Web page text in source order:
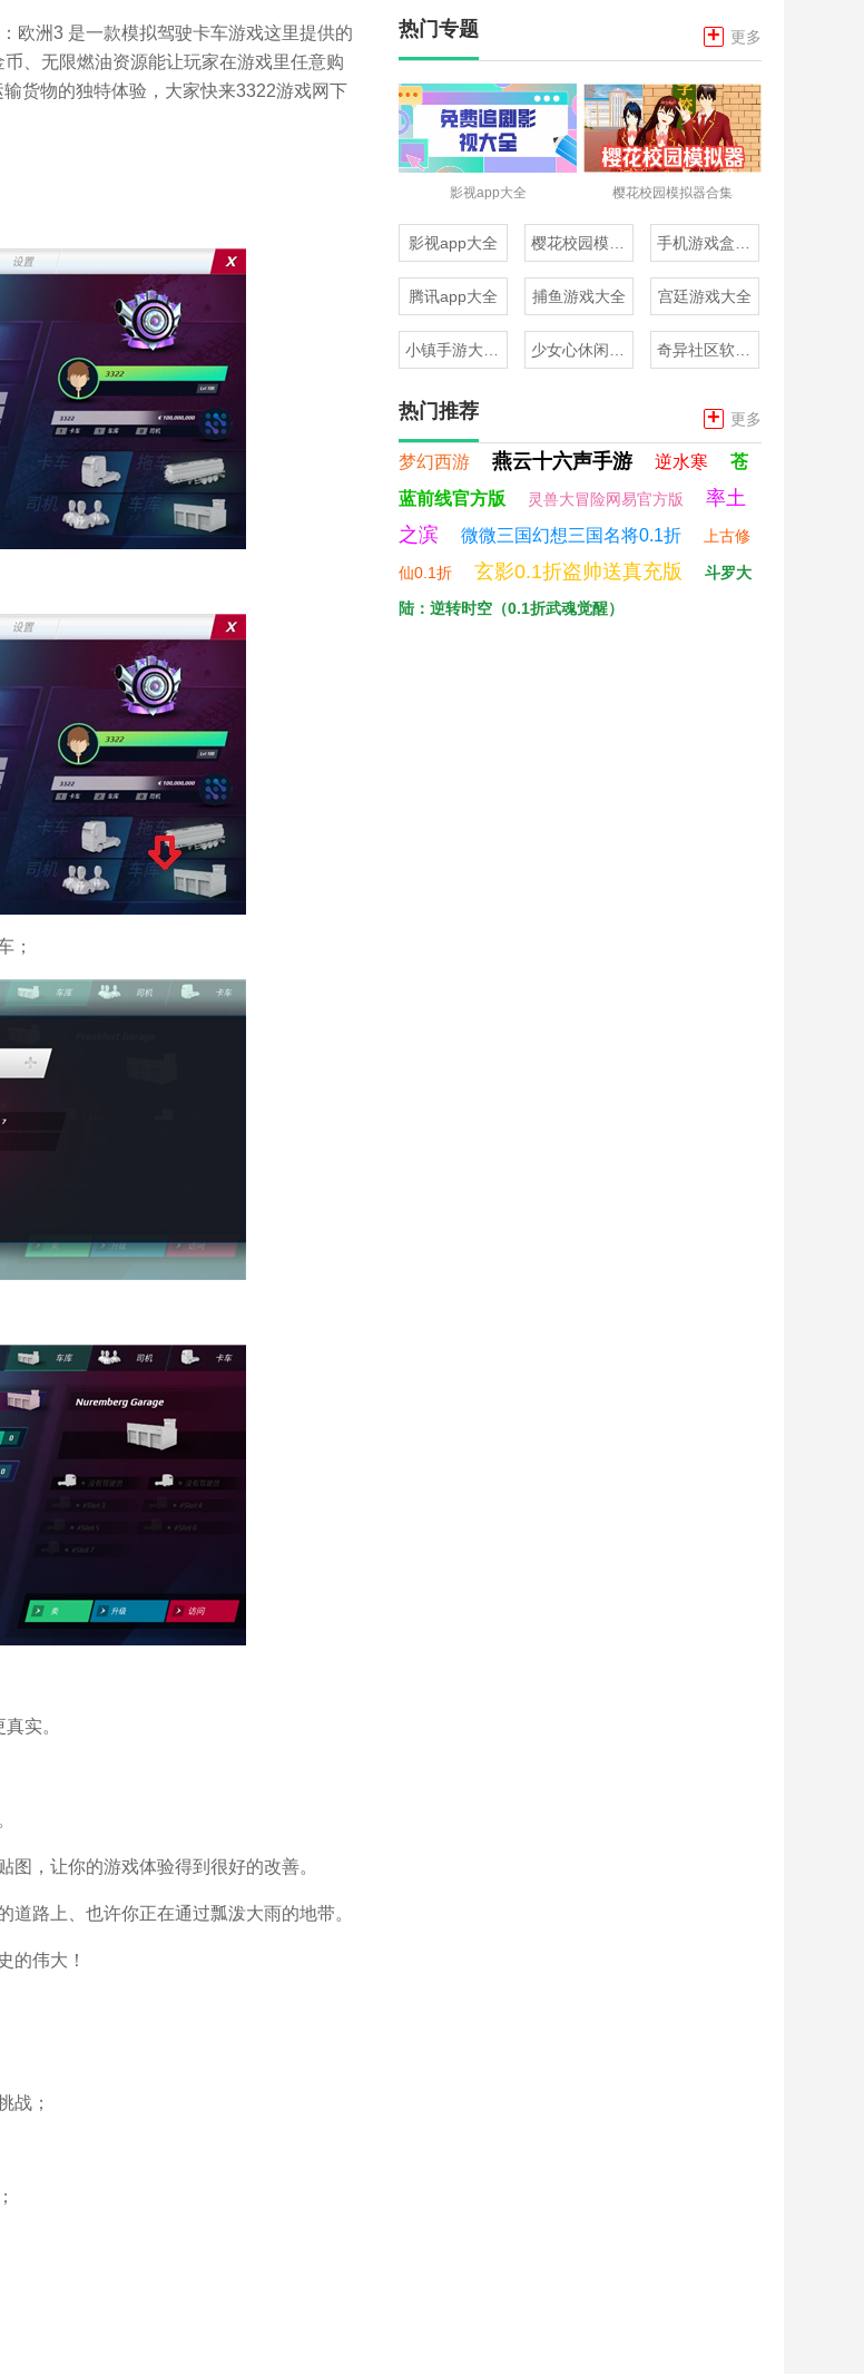
欧洲3 是一款模拟驾驶卡车游戏这里提供的
、无限燃油资源能让玩家在游戏里任意购
货物的独特体验，大家快来3322游戏网下
；
实。
，让你的游戏体验得到很好的改善。
路上、也许你正在通过瓢泼大雨的地带。
的伟大！
战；
热门专题 + 更多
影视app大全 樱花校园模拟器合集
影视app大全
腾讯app大全 捕鱼游戏大全 宫廷游戏大全
热门推荐 + 更多
梦幻西游 燕云十六声手游 逆水寒
苍
蓝前线官方版
灵兽大冒险网易官方版
率土
之滨
微微三国幻想三国名将0.1折 上古修
仙0.1折 玄影0.1折盗帅送真充版
斗罗大
陆：逆转时空（0.1折武魂觉醒）